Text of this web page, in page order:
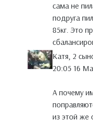
сама не
подруга
85кг. Это
Катя, 2
20:05 16
А почему
из этой же